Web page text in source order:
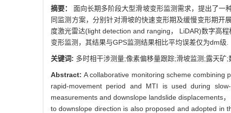
摘要：面向长期多阶段大型滑坡变形监测需求，提出了
同监测方案，分别针对滑坡的快速变形期及缓慢变形期
度激光雷达(light detection and ranging， LiDAR)数字高
变形监测，其结果与GPS监测结果相比平均误差仅为dm级.
关键词: 多时相干涉测量;像素偏移量跟踪;滑坡监测;露天矿;
Abstract:A collaborative monitoring scheme combining
rapid-movement period and MTI is used during
measurements and downslope landslide displacements
to downslope direction is also proposed and adopted in